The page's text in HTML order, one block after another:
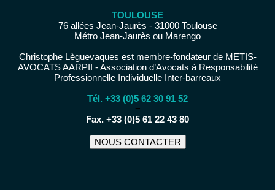
TOULOUSE
76 allées Jean-Jaurès - 31000 Toulouse
Métro Jean-Jaurès ou Marengo
Christophe Lèguevaques est membre-fondateur de METIS-
AVOCATS AARPII - Association d’Avocats à Responsabilité
Professionnelle Individuelle Inter-barreaux
Tél. +33 (0)5 62 30 91 52
−
Fax. +33 (0)5 61 22 43 80
NOUS CONTACTER